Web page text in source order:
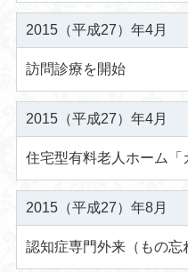
2015（平成27）年4月
訪問診療を開始
2015（平成27）年4月
住宅型有料老人ホーム「
2015（平成27）年8月
認知症専門外来（もの忘